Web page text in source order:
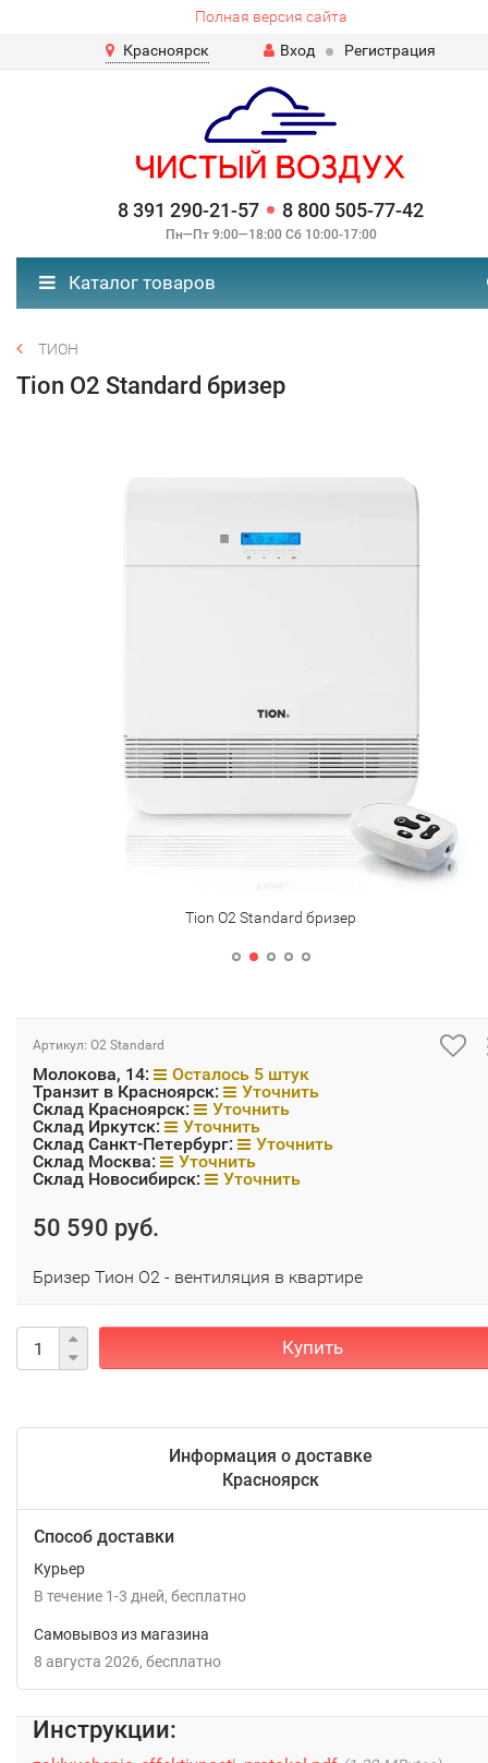
Полная версия сайта
Красноярск
Вход Регистрация
8 391 290-21-57 8 800 505-77-42
Пн—Пт 9:00—18:00 Сб 10:00-17:00
Каталог товаров
ТИОН
Tion О2 Standard бризер
Tion О2 Standard бризер
Артикул: О2 Standard
Молокова, 14:
Осталось 5 штук
Транзит в Красноярск:
Уточнить
Склад Красноярск:
Уточнить
Склад Иркутск:
Уточнить
Склад Санкт-Петербург:
Уточнить
Склад Москва:
Уточнить
Склад Новосибирск:
Уточнить
50 590 руб.
Бризер Тион О2 - вентиляция в квартире
Купить
Информация о доставке
Красноярск
Способ доставки
Курьер
В течение 1-3 дней Бесплатно
Самовывоз из магазина
8 августа 2026
Бесплатно
Инструкции: